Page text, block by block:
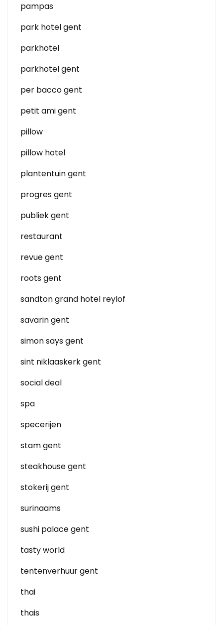
pampas
park hotel gent
parkhotel
parkhotel gent
per bacco gent
petit ami gent
pillow
pillow hotel
plantentuin gent
progres gent
publiek gent
restaurant
revue gent
roots gent
sandton grand hotel reylof
savarin gent
simon says gent
sint niklaaskerk gent
social deal
spa
specerijen
stam gent
steakhouse gent
stokerij gent
surinaams
sushi palace gent
tasty world
tentenverhuur gent
thai
thais